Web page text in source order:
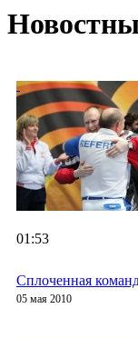
01:53
Сплоченная
05 мая 2010